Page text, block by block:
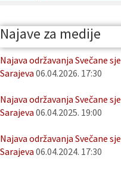
Najave za medije
Najava održavanja Svečane
Sarajeva 06.04.2026. 17:30
Najava održavanja Svečane
Sarajeva 06.04.2025. 19:00
Najava održavanja Svečane
Sarajeva 06.04.2024. 17:30